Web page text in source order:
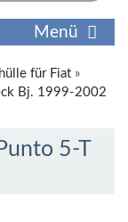
Menü
für Fiat »
Bj. 1999-2002
5-T